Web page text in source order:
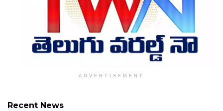
ADVERTISEMENT
Recent News